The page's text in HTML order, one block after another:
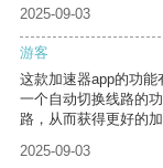
2025-09-03
游客
这款加速器app的功
一个自动切换线路的
路，从而获得更好的加
2025-09-03